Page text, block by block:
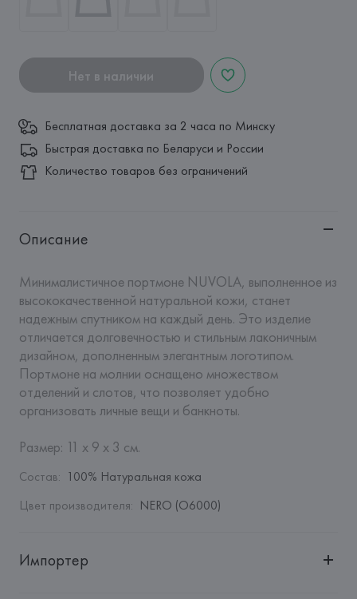
Нет в наличии
Бесплатная доставка за 2 часа по Минску
Быстрая доставка по Беларуси и России
Количество товаров без ограничений
Описание
Минималистичное портмоне NUVOLA, выполненное из
высококачественной натуральной кожи, станет
надежным спутником на каждый день. Это изделие
отличается долговечностью и стильным лаконичным
дизайном, дополненным элегантным логотипом.
Портмоне на молнии оснащено множеством
отделений и слотов, что позволяет удобно
организовать личные вещи и банкноты.
Размер: 11 х 9 х 3 см.
Состав: 100% Натуральная кожа
Цвет производителя: NERO (O6000)
Импортер